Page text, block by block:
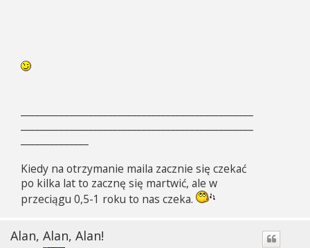
Kiedy na otrzymanie maila zacznie się czekać
po kilka lat to zacznę się martwić, ale w
przeciągu 0,5-1 roku to nas czeka.
Alan, Alan, Alan!